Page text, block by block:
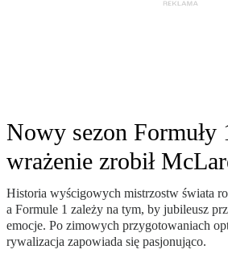
Nowy sezon Formuły
wrażenie zrobił
Historia wyścigowych mistrzostw świata
a Formule 1 zależy na tym, by jubileusz
emocje. Po zimowych przygotowaniach
rywalizacja zapowiada się pasjonująco.